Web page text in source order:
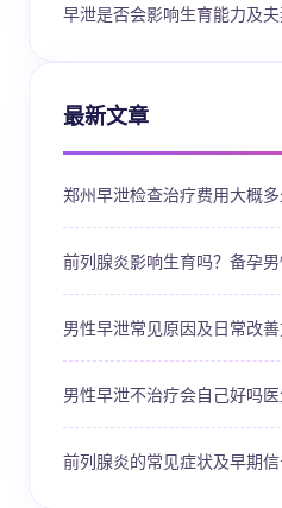
早泄是否会影响生育能力及
最新文章
郑州早泄检查治疗费用大概
前列腺炎影响生育吗？备孕
男性早泄常见原因及日常改
男性早泄不治疗会自己好吗
前列腺炎的常见症状及早期